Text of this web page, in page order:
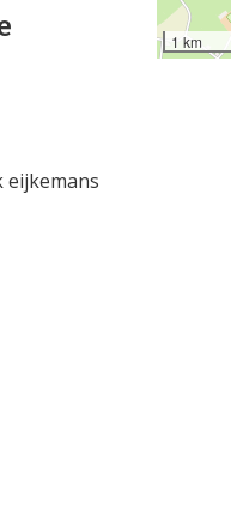
eijkemans
1 km